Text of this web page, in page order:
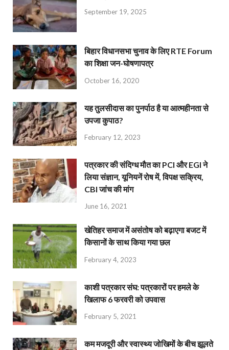
September 19, 2025
बिहार विधानसभा चुनाव के लिए RTE Forum
का शिक्षा जन-घोषणापत्र
October 16, 2020
यह तुलसीदास का पुनर्पाठ है या आत्महीनता से
उपजा कुपाठ?
February 12, 2023
पत्रकार की संदिग्ध मौत का PCI और EGI ने
लिया संज्ञान, यूनियनें रोष में, विपक्ष सक्रिय,
CBI जांच की मांग
June 16, 2021
खेतिहर समाज में असंतोष को बढ़ाएगा बजट में
किसानों के साथ किया गया छल
February 4, 2023
काशी पत्रकार संघ: पत्रकारों पर हमले के
खिलाफ 6 फरवरी को उपवास
February 5, 2021
कम मजदूरी और स्वास्थ्य जोखिमों के बीच झूलते